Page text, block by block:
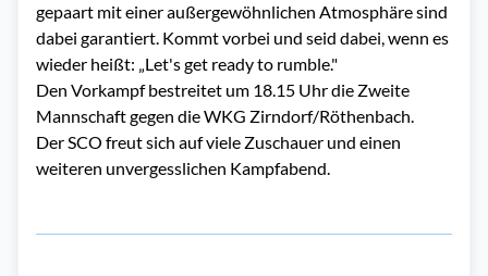
gepaart mit einer außergewöhnlichen Atmosphäre sind
dabei garantiert. Kommt vorbei und seid dabei, wenn es
wieder heißt: „Let's get ready to rumble."
Den Vorkampf bestreitet um 18.15 Uhr die Zweite
Mannschaft gegen die WKG Zirndorf/Röthenbach.
Der SCO freut sich auf viele Zuschauer und einen
weiteren unvergesslichen Kampfabend.